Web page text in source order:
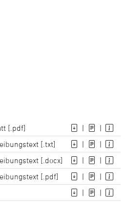
[.pdf] |
|
[.txt]
|
|
[.docx]
|
|
[.pdf]
|
|
| |